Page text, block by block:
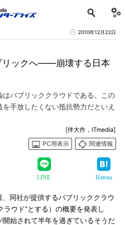
2010年12月22日
リックへ――崩壊する日本
パブリッククラウドである。この
手放したくない抵抗勢力だといえ
[伴大作，ITmedia]
PC用表示
関連情報
LINE Hatena
同社が提供するパブリッククラウ
ラウド”とする）の概要を発表し
始されて半年を過ぎているそうだ